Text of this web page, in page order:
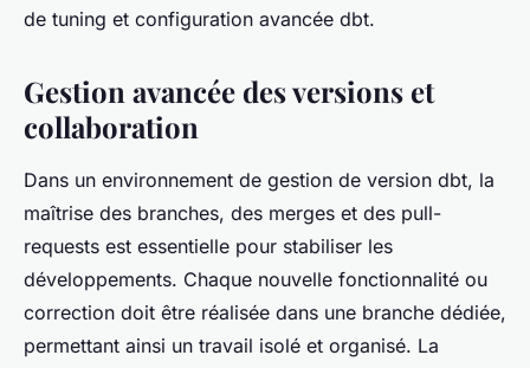
de tuning et configuration avancée dbt.
Gestion avancée des versions et
collaboration
Dans un environnement de gestion de version dbt, la
maîtrise des branches, des merges et des pull-
requests est essentielle pour stabiliser les
développements. Chaque nouvelle fonctionnalité ou
correction doit être réalisée dans une branche dédiée,
permettant ainsi un travail isolé et organisé. La